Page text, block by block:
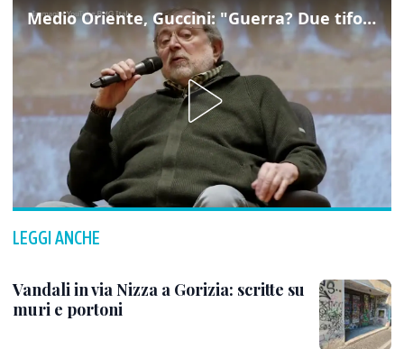
Medio Oriente, Guccini: "Guerra? Due tifoserie che si urlano contro e dimenticano vittime"
LEGGI ANCHE
Vandali in via Nizza a Gorizia: scritte su
muri e portoni